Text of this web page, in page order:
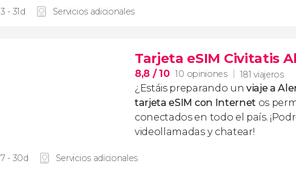
3 - 31d Servicios adicionales
Tarjeta eSIM Civitatis
8,8 / 10 10 opiniones 181 viajeros
¿Estáis preparando un viaje a
tarjeta eSIM con Internet os
conectados en todo el país.
videollamadas y chatear!
7 - 30d Servicios adicionales